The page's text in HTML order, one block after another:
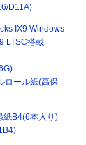
D11A)
IX9 Windows
LTSC搭載
ロール紙(高保
紙B4(6本入り)